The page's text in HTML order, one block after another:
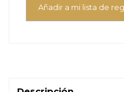
Añadir a mi lista de